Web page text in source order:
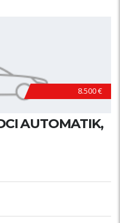
8.500 €
AUTOMATIK,